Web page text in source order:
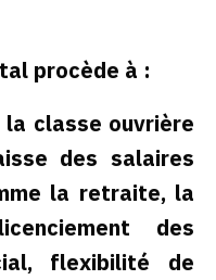
procède à :
classe ouvrière
des salaires
la retraite, la
des
flexibilité de